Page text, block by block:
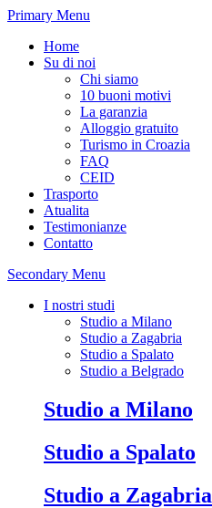
Primary Menu
Home
Su di noi
Chi siamo
10 buoni motivi
La garanzia
Alloggio gratuito
Turismo in Croazia
FAQ
CEID
Trasporto
Atualita
Testimonianze
Contatto
Secondary Menu
I nostri studi
Studio a Milano
Studio a Zagabria
Studio a Spalato
Studio a Belgrado
Studio a Milano
Studio a Spalato
Studio a Zagabria